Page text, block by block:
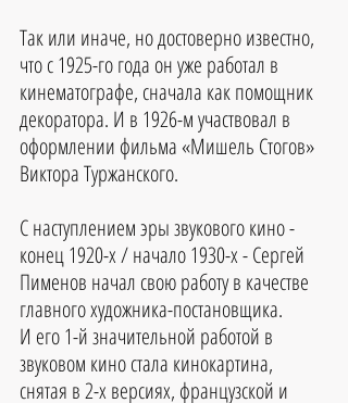
Так или иначе, но достоверно известно,
что с 1925-го года он уже работал в
кинематографе, сначала как помощник
декоратора. И в 1926-м участвовал в
оформлении фильма «Мишель Стогов»
Виктора Туржанского.
С наступлением эры звукового кино -
конец 1920-х / начало 1930-х - Сергей
Пименов начал свою работу в качестве
главного художника-постановщика.
И его 1-й значительной работой в
звуковом кино стала кинокартина,
снятая в 2-х версиях, французской и